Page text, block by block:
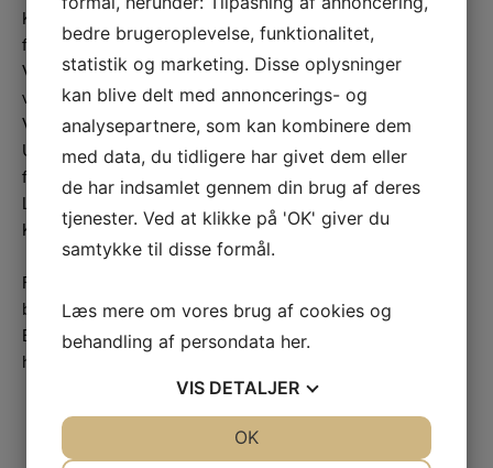
Kurset består af 5 obligatoriske online moduler og en
fysisk prøve.
Varighed af den fysiske del af kurset: Ca. 1 time men kan
variere.
Varighed af den online del af kurset: Ca. 3 timer
Udstedelse af kompetencebeviset er inkluderet, men
forudsætter at prøven er bestået.
Lovgivningsgrundlag
Kurset er lovpligtigt i henhold til:
Forordning (EF) nr. 1099/2009 af 24. september 2009 om
beskyttelse af dyr ved aflivning
Bekendtgørelse nr. 817 af 15. juni 2023 om aflivning,
herunder slagtning, af dyr.
bedre brugeroplevelse, funktionalitet,
statistik og marketing. Disse oplysninger
kan blive delt med annoncerings- og
analysepartnere, som kan kombinere dem
med data, du tidligere har givet dem eller
de har indsamlet gennem din brug af deres
tjenester. Ved at klikke på 'OK' giver du
samtykke til disse formål.
Læs mere om vores brug af cookies og
behandling af persondata her.
VIS DETALJER
OK